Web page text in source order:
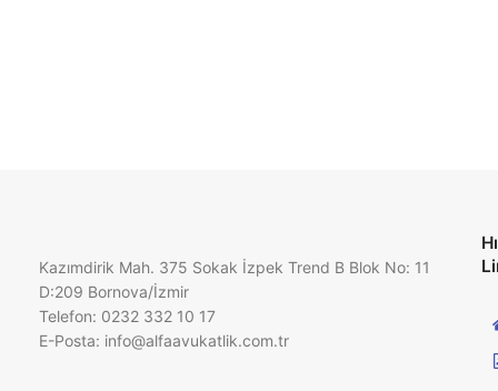
Kazımdirik Mah. 375 Sokak İzpek Trend B Blok No: 11
D:209 Bornova/İzmir
Telefon: 0232 332 10 17
E-Posta: info@alfaavukatlik.com.tr